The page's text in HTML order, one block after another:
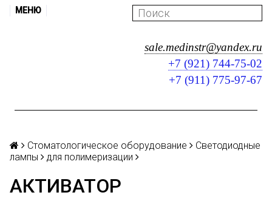
МЕНЮ
sale.medinstr@yandex.ru
+7 (921) 744-75-02
+7 (911) 775-97-67
Стоматологическое оборудование
Светодиодные
лампы
для полимеризации
АКТИВАТОР